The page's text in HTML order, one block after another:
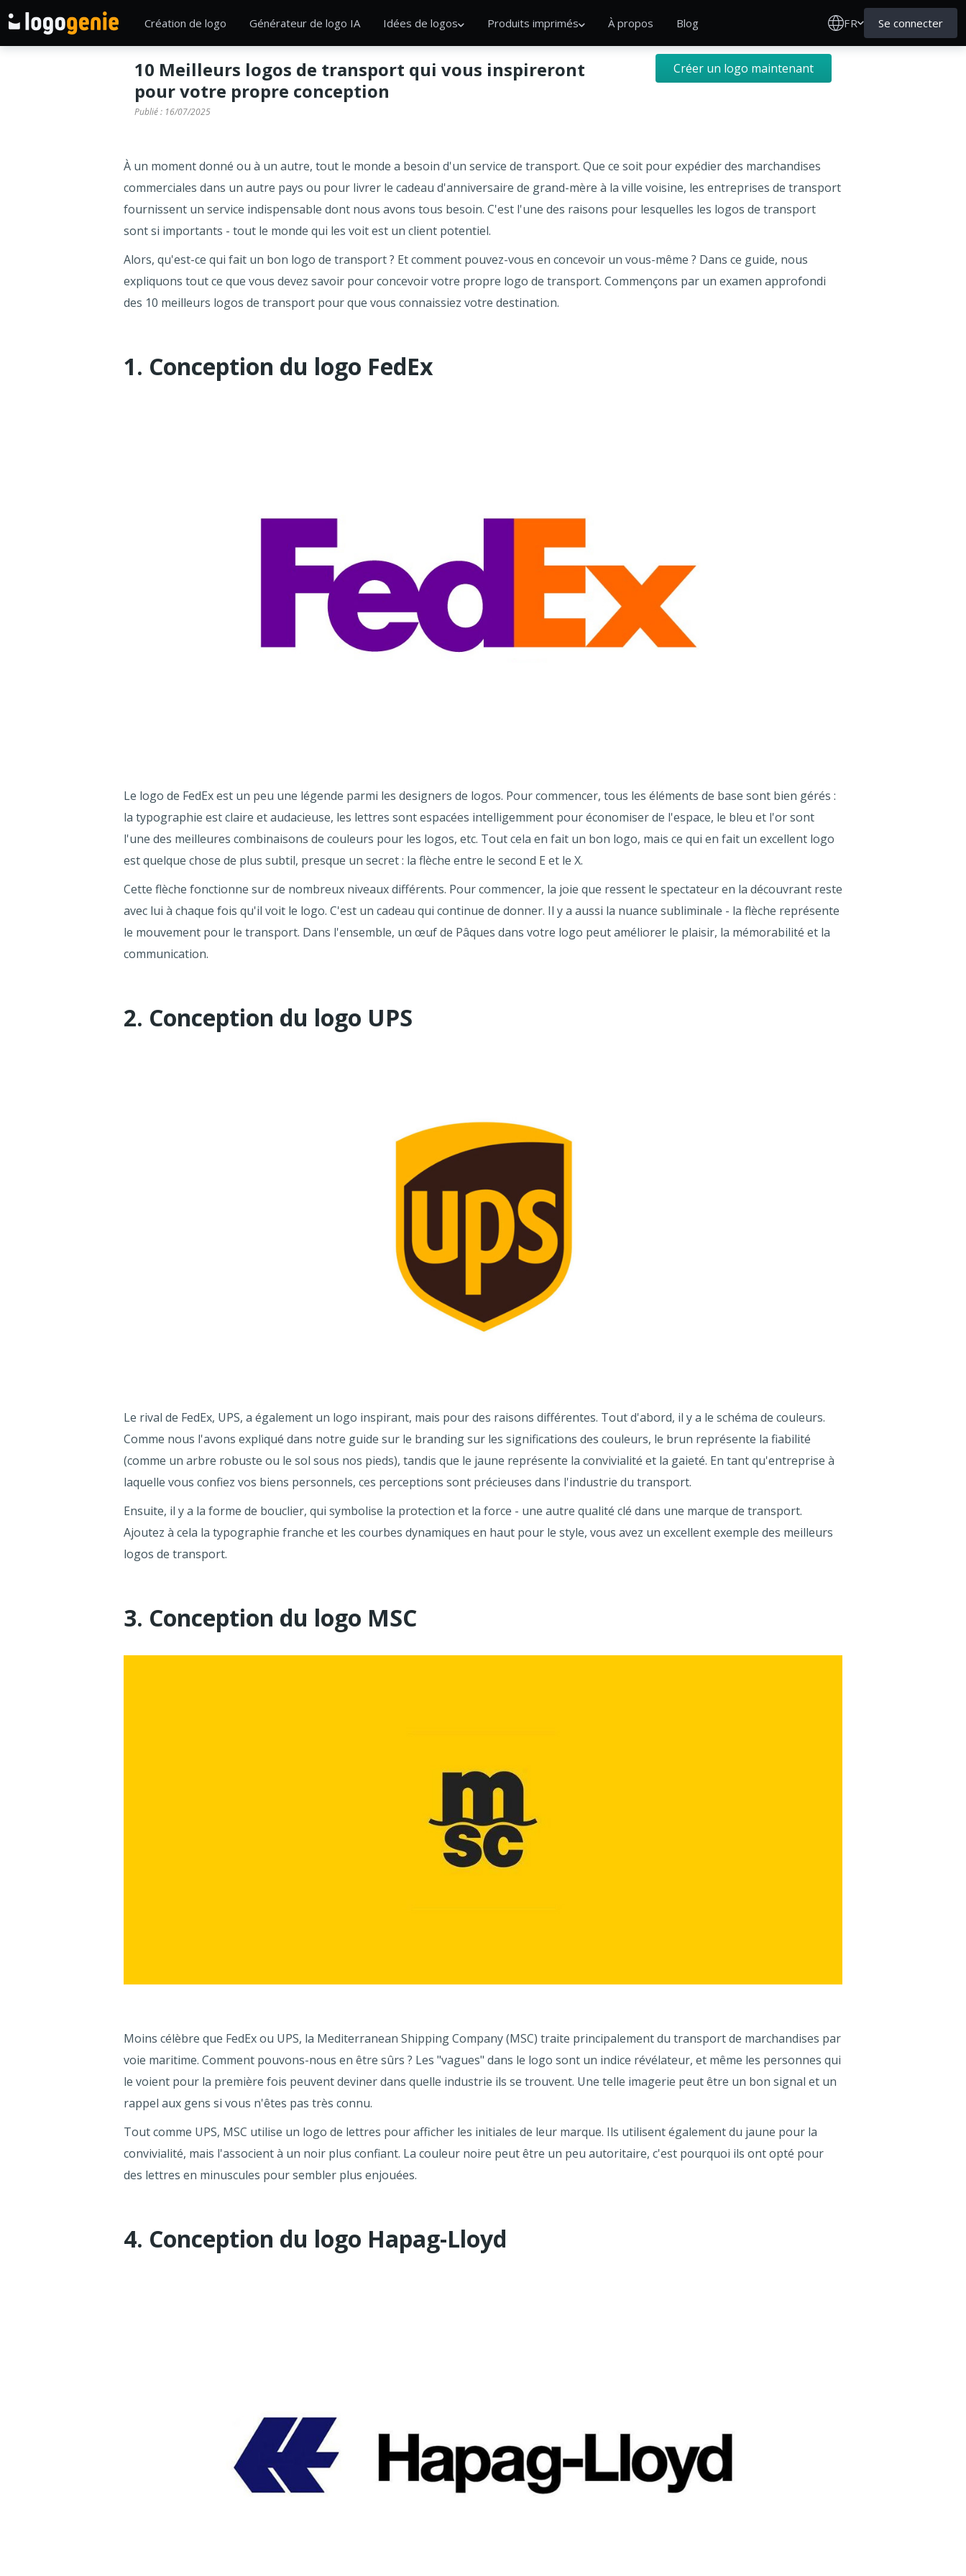
Création de logo Générateur de logo IA Idées de logos Produits imprimés À propos Blog FR Se connecter
Créer un logo maintenant
10 Meilleurs logos de transport qui vous inspireront
pour votre propre conception
Publié : 16/07/2025
À un moment donné ou à un autre, tout le monde a besoin d'un service de transport. Que ce soit pour expédier des marchandises
commerciales dans un autre pays ou pour livrer le cadeau d'anniversaire de grand-mère à la ville voisine, les entreprises de transport
fournissent un service indispensable dont nous avons tous besoin. C'est l'une des raisons pour lesquelles les logos de transport
sont si importants - tout le monde qui les voit est un client potentiel.
Alors, qu'est-ce qui fait un bon logo de transport ? Et comment pouvez-vous en concevoir un vous-même ? Dans ce guide, nous
expliquons tout ce que vous devez savoir pour concevoir votre propre logo de transport. Commençons par un examen approfondi
des 10 meilleurs logos de transport pour que vous connaissiez votre destination.
1. Conception du logo FedEx
Le logo de FedEx est un peu une légende parmi les designers de logos. Pour commencer, tous les éléments de base sont bien gérés :
la typographie est claire et audacieuse, les lettres sont espacées intelligemment pour économiser de l'espace, le bleu et l'or sont
l'une des meilleures combinaisons de couleurs pour les logos, etc. Tout cela en fait un bon logo, mais ce qui en fait un excellent logo
est quelque chose de plus subtil, presque un secret : la flèche entre le second E et le X.
Cette flèche fonctionne sur de nombreux niveaux différents. Pour commencer, la joie que ressent le spectateur en la découvrant reste
avec lui à chaque fois qu'il voit le logo. C'est un cadeau qui continue de donner. Il y a aussi la nuance subliminale - la flèche représente
le mouvement pour le transport. Dans l'ensemble, un œuf de Pâques dans votre logo peut améliorer le plaisir, la mémorabilité et la
communication.
2. Conception du logo UPS
Le rival de FedEx, UPS, a également un logo inspirant, mais pour des raisons différentes. Tout d'abord, il y a le schéma de couleurs.
Comme nous l'avons expliqué dans notre guide sur le branding sur les significations des couleurs, le brun représente la fiabilité
(comme un arbre robuste ou le sol sous nos pieds), tandis que le jaune représente la convivialité et la gaieté. En tant qu'entreprise à
laquelle vous confiez vos biens personnels, ces perceptions sont précieuses dans l'industrie du transport.
Ensuite, il y a la forme de bouclier, qui symbolise la protection et la force - une autre qualité clé dans une marque de transport.
Ajoutez à cela la typographie franche et les courbes dynamiques en haut pour le style, vous avez un excellent exemple des meilleurs
logos de transport.
3. Conception du logo MSC
Moins célèbre que FedEx ou UPS, la Mediterranean Shipping Company (MSC) traite principalement du transport de marchandises par
voie maritime. Comment pouvons-nous en être sûrs ? Les "vagues" dans le logo sont un indice révélateur, et même les personnes qui
le voient pour la première fois peuvent deviner dans quelle industrie ils se trouvent. Une telle imagerie peut être un bon signal et un
rappel aux gens si vous n'êtes pas très connu.
Tout comme UPS, MSC utilise un logo de lettres pour afficher les initiales de leur marque. Ils utilisent également du jaune pour la
convivialité, mais l'associent à un noir plus confiant. La couleur noire peut être un peu autoritaire, c'est pourquoi ils ont opté pour
des lettres en minuscules pour sembler plus enjouées.
4. Conception du logo Hapag-Lloyd